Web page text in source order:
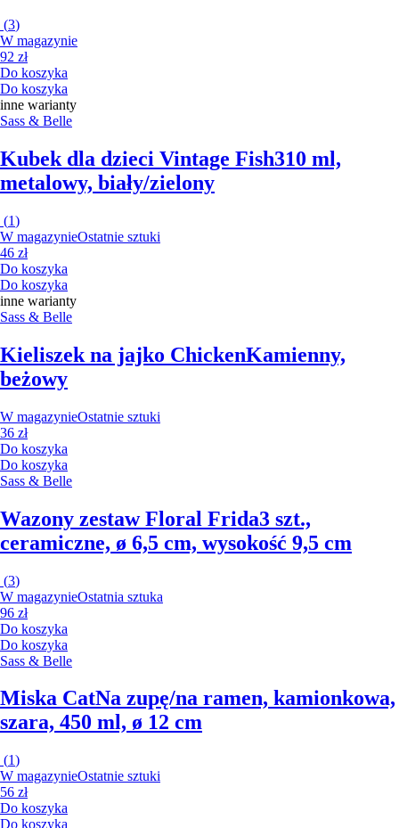
(3)
W magazynie
92 zł
Do koszyka
Do koszyka
inne warianty
Sass & Belle
Kubek dla dzieci Vintage Fish310 ml,
metalowy, biały/zielony
(1)
W magazynieOstatnie sztuki
46 zł
Do koszyka
Do koszyka
inne warianty
Sass & Belle
Kieliszek na jajko ChickenKamienny,
beżowy
W magazynieOstatnie sztuki
36 zł
Do koszyka
Do koszyka
Sass & Belle
Wazony zestaw Floral Frida3 szt.,
ceramiczne, ø 6,5 cm, wysokość 9,5 cm
(3)
W magazynieOstatnia sztuka
96 zł
Do koszyka
Do koszyka
Sass & Belle
Miska CatNa zupę/na ramen, kamionkowa,
szara, 450 ml, ø 12 cm
(1)
W magazynieOstatnie sztuki
56 zł
Do koszyka
Do koszyka